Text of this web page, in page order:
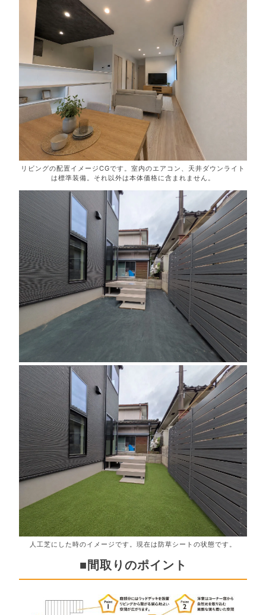
リビングの配置イメージCGです。室内のエアコン、天井ダウンライト
は標準装備。それ以外は本体価格に含まれません。
人工芝にした時のイメージです。現在は防草シートの状態です。
■間取りのポイント